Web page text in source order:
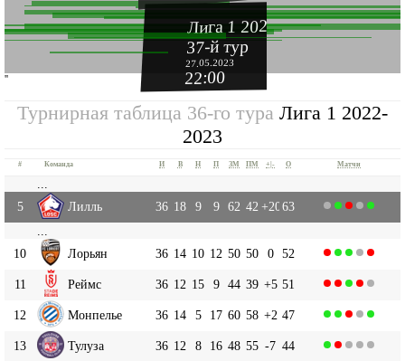
Лига 1 2022-2023
37-й тур
27.05.2023
22:00
''
Турнирная таблица 36-го тура Лига 1 2022-
2023
# Команда И В Н П ЗМ ПМ +|- О Матчи
5
Лилль 36 18 9 9 62 42 +2063
10
Лорьян 36 14 10 12 50 50 0 52
11 Реймс 36 12 15 9 44 39 +5 51
12 Монпелье 36 14 5 17 60 58 +2 47
13 Тулуза 36 12 8 16 48 55 -7 44